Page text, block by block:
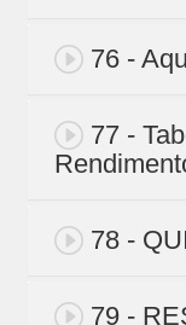
76 -
77 -
78 -
79 -